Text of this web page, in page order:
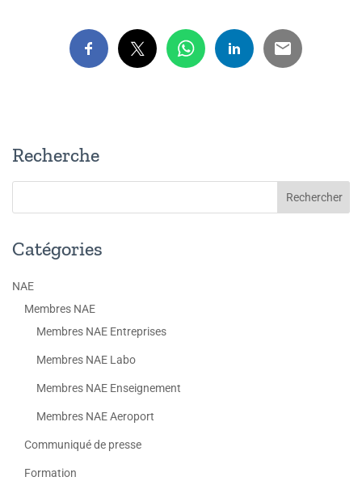
Recherche
Catégories
NAE
Membres NAE
Membres NAE Entreprises
Membres NAE Labo
Membres NAE Enseignement
Membres NAE Aeroport
Communiqué de presse
Formation